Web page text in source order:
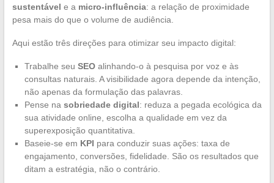
sustentável e a micro-influência: a relação de proximidade
pesa mais do que o volume de audiência.
Aqui estão três direções para otimizar seu impacto digital:
Trabalhe seu SEOalinhando-o à pesquisa por voz e às
consultas naturais. A visibilidade agora depende da intenção,
não apenas da formulação das palavras.
Pense na sobriedade digital: reduza a pegada ecológica da
sua atividade online, escolha a qualidade em vez da
superexposição quantitativa.
Baseie-se em KPI para conduzir suas ações: taxa de
engajamento, conversões, fidelidade. São os resultados que
ditam a estratégia, não o contrário.